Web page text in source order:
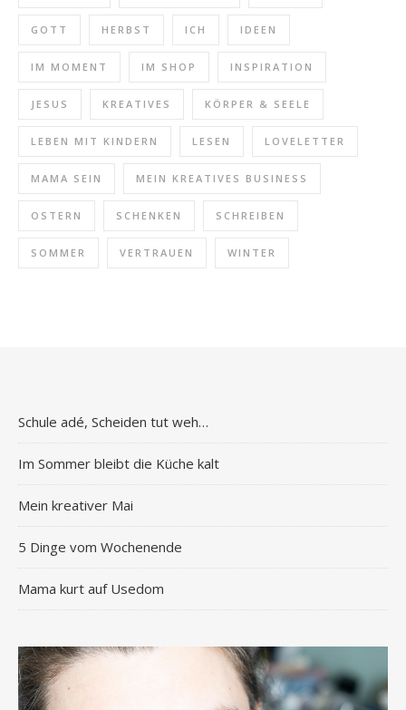
GOTT HERBST ICH IDEEN
IM MOMENT IM SHOP INSPIRATION
JESUS KREATIVES KÖRPER & SEELE
LEBEN MIT KINDERN LESEN LOVELETTER
MAMA SEIN MEIN KREATIVES BUSINESS
OSTERN SCHENKEN SCHREIBEN
SOMMER VERTRAUEN WINTER
Schule adé, Scheiden tut weh…
Im Sommer bleibt die Küche kalt
Mein kreativer Mai
5 Dinge vom Wochenende
Mama kurt auf Usedom